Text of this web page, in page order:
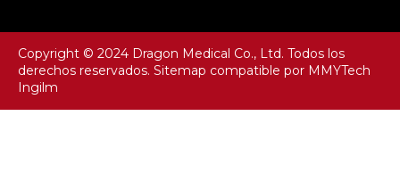
Copyright © 2024 Dragon Medical Co., Ltd. Todos los
derechos reservados. Sitemap compatible por MMYTech
Ingilm